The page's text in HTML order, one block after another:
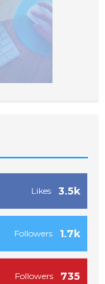
3.5k
Likes
1.7k
Followers
735
Followers